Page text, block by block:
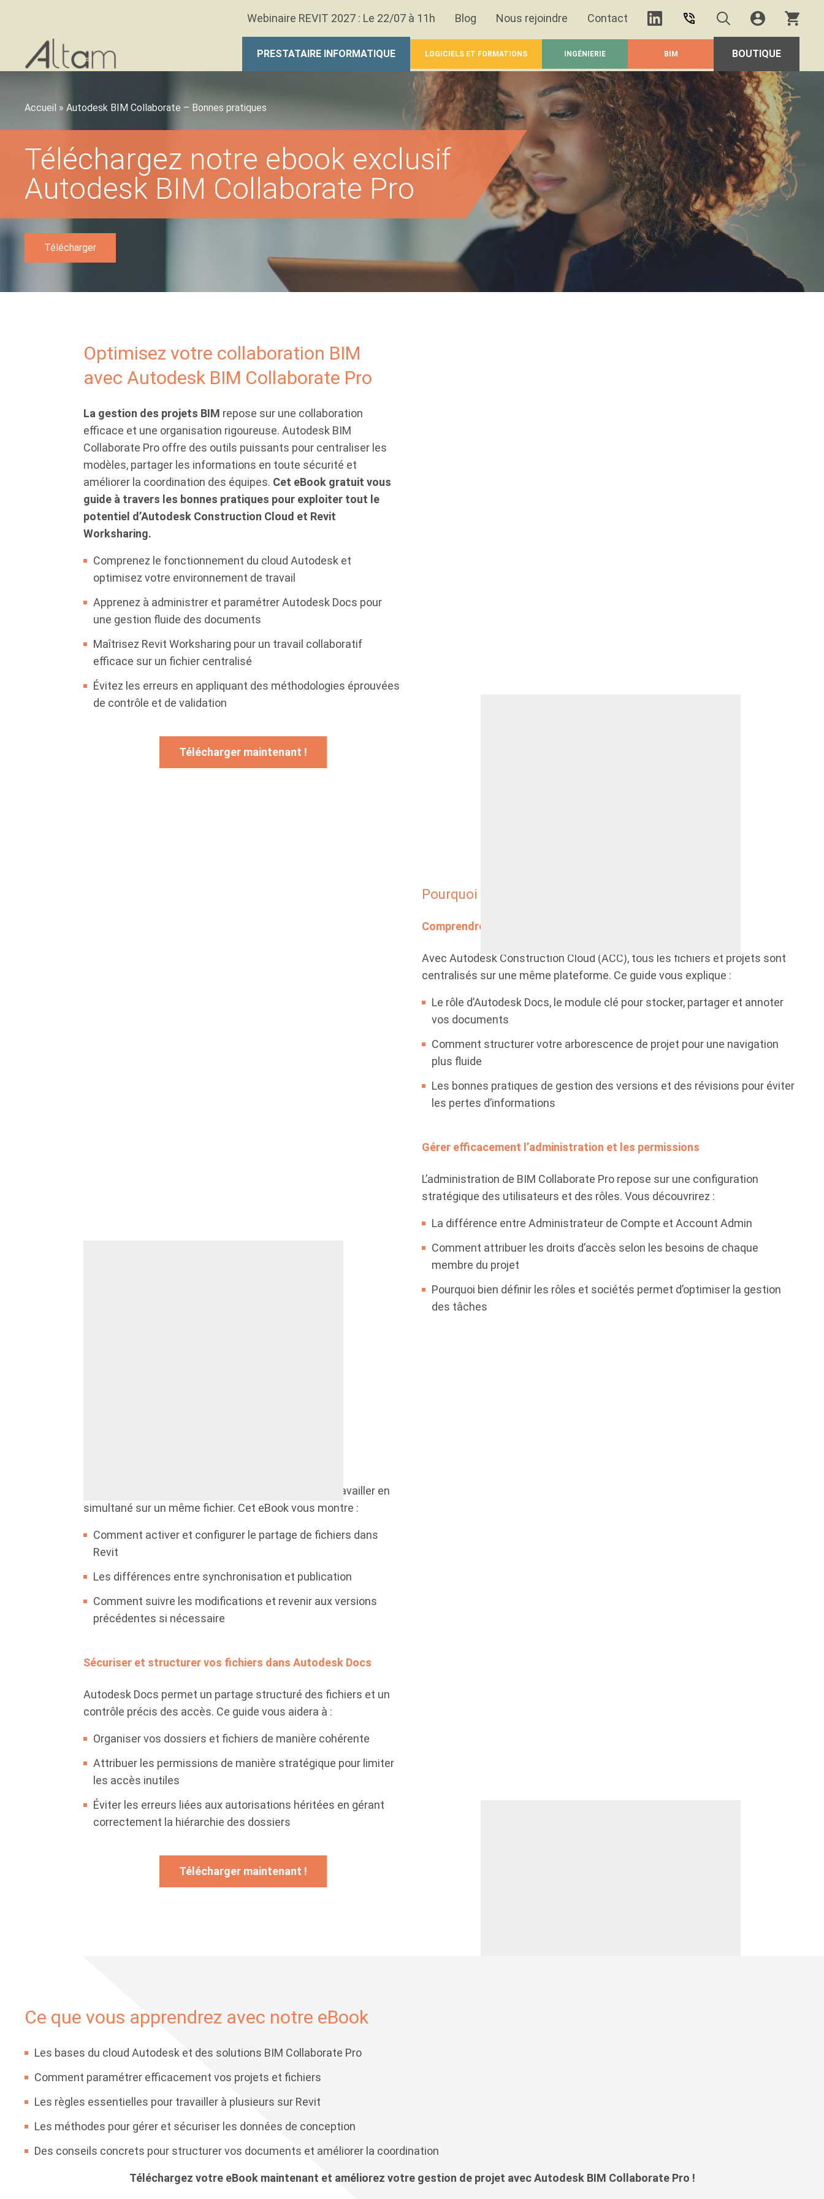
Webinaire REVIT 2027 : Le 22/07 à 11h Blog Nous rejoindre Contact
PRESTATAIRE INFORMATIQUE LOGICIELS ET FORMATIONS INGÉNIERIE BIM BOUTIQUE
Accueil » Autodesk BIM Collaborate – Bonnes pratiques
Téléchargez notre ebook exclusif
Autodesk BIM Collaborate Pro
Télécharger
Optimisez votre collaboration BIM
avec Autodesk BIM Collaborate Pro
La gestion des projets BIM repose sur une collaboration
efficace et une organisation rigoureuse. Autodesk BIM
Collaborate Pro offre des outils puissants pour centraliser les
modèles, partager les informations en toute sécurité et
améliorer la coordination des équipes. Cet eBook gratuit vous
guide à travers les bonnes pratiques pour exploiter tout le
potentiel d’Autodesk Construction Cloud et Revit
Worksharing.
Comprenez le fonctionnement du cloud Autodesk et
optimisez votre environnement de travail
Apprenez à administrer et paramétrer Autodesk Docs pour
une gestion fluide des documents
Maîtrisez Revit Worksharing pour un travail collaboratif
efficace sur un fichier centralisé
Évitez les erreurs en appliquant des méthodologies éprouvées
de contrôle et de validation
Télécharger maintenant !
Pourquoi télécharger notre ebook ?
Comprendre et exploiter le cloud Autodesk
Avec Autodesk Construction Cloud (ACC), tous les fichiers et projets sont
centralisés sur une même plateforme. Ce guide vous explique :
Le rôle d’Autodesk Docs, le module clé pour stocker, partager et annoter
vos documents
Comment structurer votre arborescence de projet pour une navigation
plus fluide
Les bonnes pratiques de gestion des versions et des révisions pour éviter
les pertes d’informations
Gérer efficacement l’administration et les permissions
L’administration de BIM Collaborate Pro repose sur une configuration
stratégique des utilisateurs et des rôles. Vous découvrirez :
La différence entre Administrateur de Compte et Account Admin
Comment attribuer les droits d’accès selon les besoins de chaque
membre du projet
Pourquoi bien définir les rôles et sociétés permet d’optimiser la gestion
des tâches
Worksharing permettez à plusieurs utilisateurs de travailler en
simultané sur un même fichier. Cet eBook vous montre :
Comment activer et configurer le partage de fichiers dans
Revit
Les différences entre synchronisation et publication
Comment suivre les modifications et revenir aux versions
précédentes si nécessaire
Sécuriser et structurer vos fichiers dans Autodesk Docs
Autodesk Docs permet un partage structuré des fichiers et un
contrôle précis des accès. Ce guide vous aidera à :
Organiser vos dossiers et fichiers de manière cohérente
Attribuer les permissions de manière stratégique pour limiter
les accès inutiles
Éviter les erreurs liées aux autorisations héritées en gérant
correctement la hiérarchie des dossiers
Télécharger maintenant !
Ce que vous apprendrez avec notre eBook
Les bases du cloud Autodesk et des solutions BIM Collaborate Pro
Comment paramétrer efficacement vos projets et fichiers
Les règles essentielles pour travailler à plusieurs sur Revit
Les méthodes pour gérer et sécuriser les données de conception
Des conseils concrets pour structurer vos documents et améliorer la coordination
Téléchargez votre eBook maintenant et améliorez votre gestion de projet avec Autodesk BIM Collaborate Pro !